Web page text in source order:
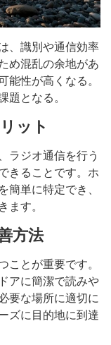
、識別や通信効率
め混乱の余地があ
能性が高くなる。
題となる。
ット
ラジオ通信を行う
きることです。ホ
簡単に特定でき、
ます。
方法
ことが重要です。
アに簡潔で読みや
要な場所に適切に
ズに目的地に到達